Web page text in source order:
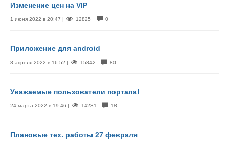
Изменение цен на VIP
1 июня 2022 в 20:47 | 12825 0
Приложение для android
8 апреля 2022 в 16:52 | 15842 80
Уважаемые пользователи портала!
24 марта 2022 в 19:46 | 14231 18
Плановые тех. работы 27 февраля